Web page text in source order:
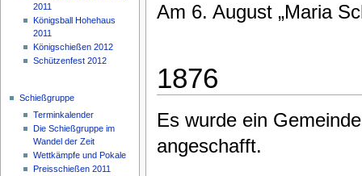
Am 6. August „Maria
1876
Es wurde ein
angeschafft.
2011
Königsball Hohehaus
2011
Königschießen 2012
Schützenfest 2012
Schießgruppe
Terminkalender
Die Schießgruppe im
Wandel der Zeit
Wettkämpfe und Pokale
Preisschießen 2011